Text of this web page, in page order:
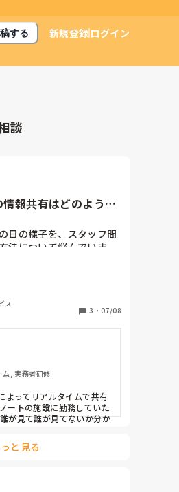
する 新規登録ログイン
談
報共有はどのように
日の様子を、スタッフ間
法について悩んでいま
込みや確認が不十分に
うなツールや工夫を使っ
てスムーズな情報共有を行っていますか。
ス
3 ・ 07/08
ム, 実務者研修
よってリアルタイムで共有
ートの施設に勤務していた
が見て誰が見てないか分か
と見る